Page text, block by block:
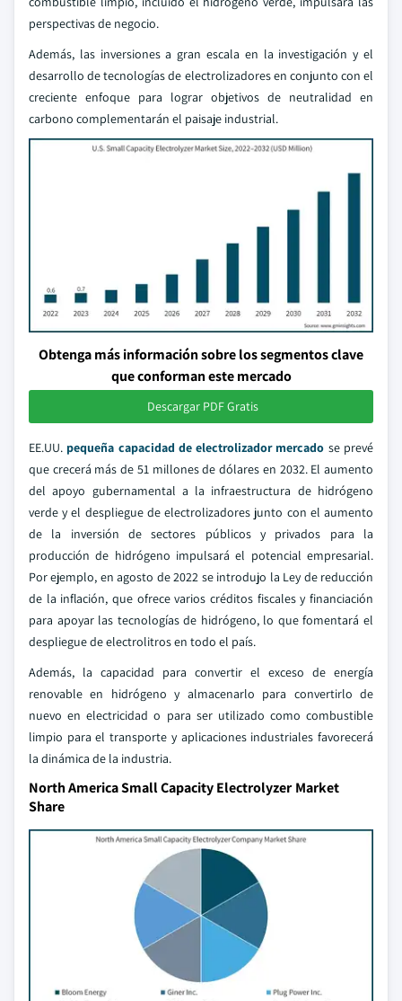
perspectivas de negocio.
Además, las inversiones a gran escala en la investigación y el
desarrollo de tecnologías de electrolizadores en conjunto con el
creciente enfoque para lograr objetivos de neutralidad en
carbono complementarán el paisaje industrial.
Obtenga más información sobre los segmentos clave
que conforman este mercado
Descargar PDF Gratis
EE.UU. pequeña capacidad de electrolizador mercado se prevé
que crecerá más de 51 millones de dólares en 2032. El aumento
del apoyo gubernamental a la infraestructura de hidrógeno
verde y el despliegue de electrolizadores junto con el aumento
de la inversión de sectores públicos y privados para la
producción de hidrógeno impulsará el potencial empresarial.
Por ejemplo, en agosto de 2022 se introdujo la Ley de reducción
de la inflación, que ofrece varios créditos fiscales y financiación
para apoyar las tecnologías de hidrógeno, lo que fomentará el
despliegue de electrolitros en todo el país.
Además, la capacidad para convertir el exceso de energía
renovable en hidrógeno y almacenarlo para convertirlo de
nuevo en electricidad o para ser utilizado como combustible
limpio para el transporte y aplicaciones industriales favorecerá
la dinámica de la industria.
North America Small Capacity Electrolyzer Market
Share